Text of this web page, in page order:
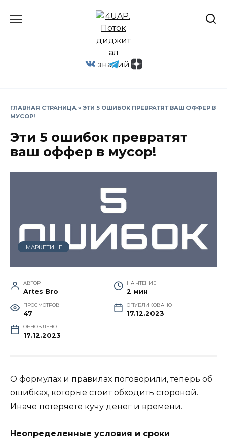
ГЛАВНАЯ СТРАНИЦА » ЭТИ 5 ОШИБОК ПРЕВРАТЯТ ВАШ ОФФЕР В
МУСОР!
Эти 5 ошибок превратят
ваш оффер в мусор!
МАРКЕТИНГ
АВТОР
Artes Bro
НА ЧТЕНИЕ
2 мин
ПРОСМОТРОВ
47
ОПУБЛИКОВАНО
17.12.2023
ОБНОВЛЕНО
17.12.2023
О формулах и правилах поговорили, теперь об
ошибках, которые стоит обходить стороной.
Иначе потеряете кучу денег и времени.
Неопределенные условия и сроки